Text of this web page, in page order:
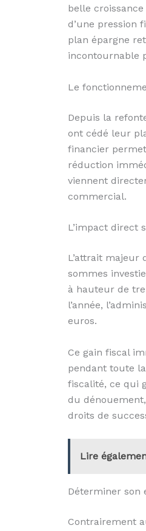
belle croissance
d’une pression
plan épargne
incontournable
Le
Depuis la
ont cédé leur
financier
réduction
viennent
commercial.
L’impact direct
L’attrait majeur
sommes
à hauteur de
l’année,
euros.
Ce gain fiscal
pendant toute
fiscalité, ce qui
du
droits de
Lire
Déterminer son
Contrairement